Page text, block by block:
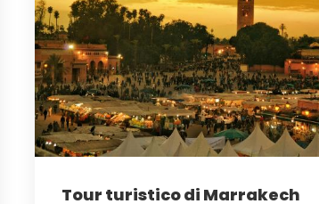
Tour turistico di Marrakech